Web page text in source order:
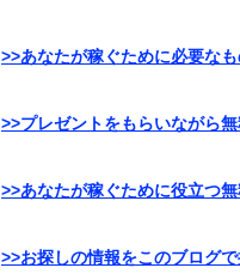
>>あなたが稼ぐために必要な
>>プレゼントをもらいながら
>>あなたが稼ぐために役立つ
>>お探しの情報をこのブログ